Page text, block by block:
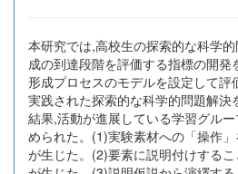
本研究では,高校生の探索的な科学
成の到達段階を評価する指標の開
形成プロセスのモデルを設定して評
実践された探索的な科学的問題解決
結果,活動が進展している学習グル
められた。(1)実験素材への「操作」
が生じた。(2)要素に説明付けするこ